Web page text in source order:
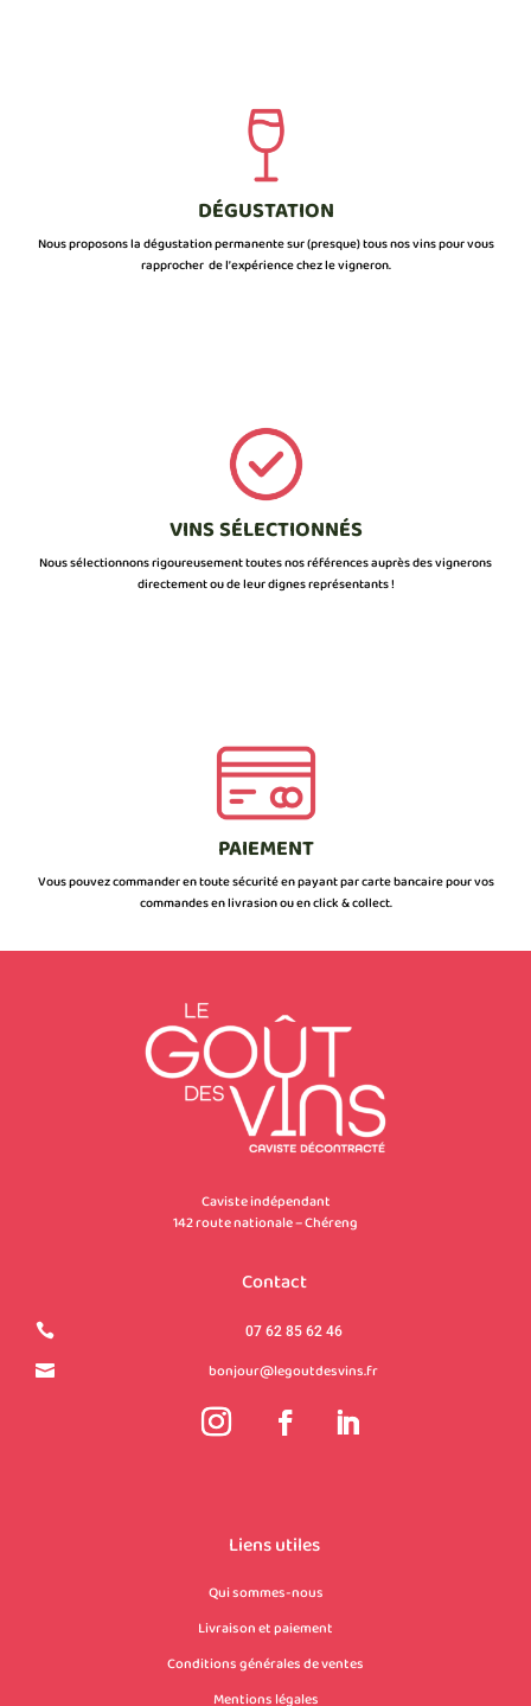
DÉGUSTATION
Nous proposons la dégustation permanente sur (presque) tous nos vins pour vous
rapprocher de l’expérience chez le vigneron.
VINS SÉLECTIONNÉS
Nous sélectionnons rigoureusement toutes nos références auprès des vignerons
directement ou de leur dignes représentants !
PAIEMENT
Vous pouvez commander en toute sécurité en payant par carte bancaire pour vos
commandes en livrasion ou en click & collect.
Caviste indépendant
142 route nationale – Chéreng
Contact
 07 62 85 62 46
 bonjour@legoutdesvins.fr
Liens utiles
Qui sommes-nous
Livraison et paiement
Conditions générales de ventes
Mentions légales